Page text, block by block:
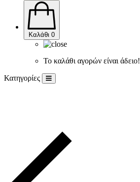
Καλάθι 0
Το καλάθι αγορών είναι άδειο!
Κατηγορίες